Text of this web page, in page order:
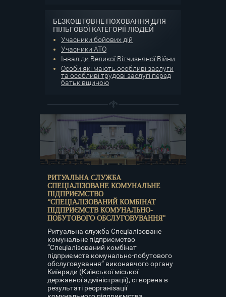
БЕЗКОШТОВНЕ ПОХОВАННЯ ДЛЯ
ПІЛЬГОВОЇ КАТЕГОРІЇ ЛЮДЕЙ
Учасники бойових дій
Учасники АТО
Інваліди Великої Вітчизняної Війни
Особи які мають особливі заслуги
та особливі трудові заслугі перед
батьківщиною
РИТУАЛЬНА СЛУЖБА
СПЕЦІАЛІЗОВАНЕ КОМУНАЛЬНЕ
ПІДПРИЄМСТВО
“СПЕЦІАЛІЗОВАНИЙ КОМБІНАТ
ПІДПРИЄМСТВ КОМУНАЛЬНО-
ПОБУТОВОГО ОБСЛУГОВУВАННЯ”
Ритуальна служба Спеціалізоване
комунальне підприємство
“Спеціалізований комбінат
підприємств комунально-побутового
обслуговування” виконавчого органу
Київради (Київської міської
державної адміністрації), створена в
результаті реорганізації